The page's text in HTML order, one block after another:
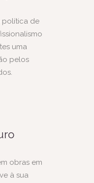
política de
uma
pelos
obras em
à sua